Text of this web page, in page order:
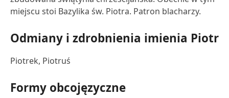
miejscu stoi Bazylika św. Piotra. Patron blacharzy.
Odmiany i zdrobnienia imienia Piotr
Piotrek, Piotruś
Formy obcojęzyczne